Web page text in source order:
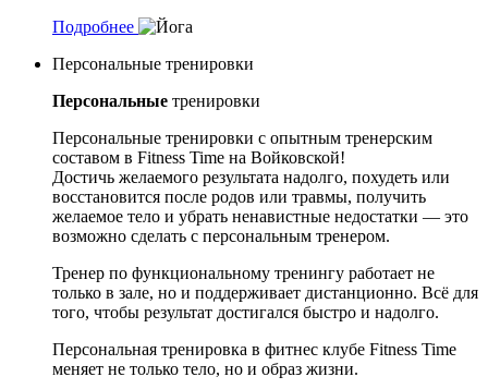
Подробнее
Персональные тренировки
Персональные тренировки
Персональные тренировки с опытным тренерским
составом в Fitness Time на Войковской!
Достичь желаемого результата надолго, похудеть или
восстановится после родов или травмы, получить
желаемое тело и убрать ненавистные недостатки — это
возможно сделать с персональным тренером.
Тренер по функциональному тренингу работает не
только в зале, но и поддерживает дистанционно. Всё для
того, чтобы результат достигался быстро и надолго.
Персональная тренировка в фитнес клубе Fitness Time
меняет не только тело, но и образ жизни.